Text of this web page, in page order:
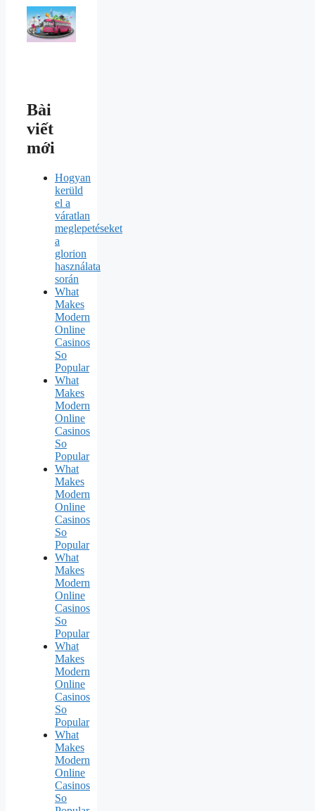
Bài
viết
mới
Hogyan
kerüld
el a
váratlan
meglepetéseket
a
glorion
használata
során
What
Makes
Modern
Online
Casinos
So
Popular
What
Makes
Modern
Online
Casinos
So
Popular
What
Makes
Modern
Online
Casinos
So
Popular
What
Makes
Modern
Online
Casinos
So
Popular
What
Makes
Modern
Online
Casinos
So
Popular
What
Makes
Modern
Online
Casinos
So